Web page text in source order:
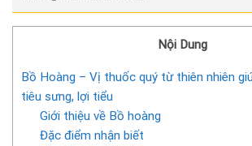
Nội Dung
Bồ Hoàng – Vị thuốc quý từ thiên nhiên
tiêu sưng, lợi tiểu
Giới thiệu về Bồ hoàng
Đặc điểm nhận biết